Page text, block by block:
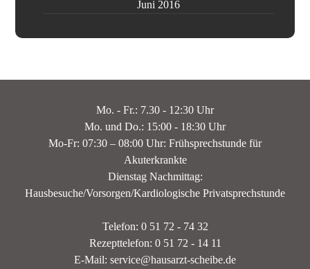
Juni 2016
Mo. - Fr.: 7.30 - 12:30 Uhr
Mo. und Do.: 15:00 - 18:30 Uhr
Mo-Fr: 07:30 – 08:00 Uhr: Frühsprechstunde für
Akuterkrankte
Dienstag Nachmittag:
Hausbesuche/Vorsorgen/Kardiologische Privatsprechstunde
Telefon: 0 51 72 - 74 32
Rezepttelefon: 0 51 72 - 14 11
E-Mail: service@hausarzt-scheibe.de